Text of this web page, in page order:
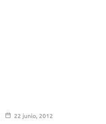
22 junio, 2012